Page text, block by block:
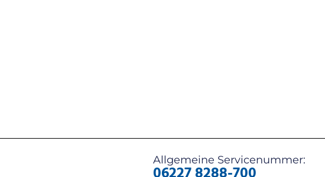
Allgemeine Servicenummer: